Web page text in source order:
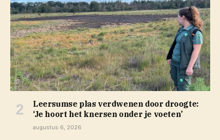
Leersumse plas verdwenen door droogte:
‘Je hoort het knersen onder je voeten’
augustus 6, 2026